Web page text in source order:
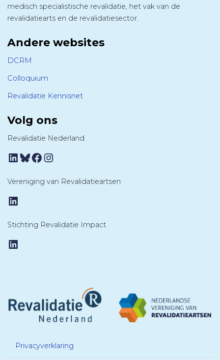
medisch specialistische revalidatie, het vak van de
revalidatiearts en de revalidatiesector.
Andere websites
DCRM
Colloquium
Revalidatie Kennisnet
Volg ons
Revalidatie Nederland
LinkedIn
Bluesky
Facebook
Instagram
Vereniging van Revalidatieartsen
LinkedIn
Stichting Revalidatie Impact
LinkedIn
Privacyverklaring